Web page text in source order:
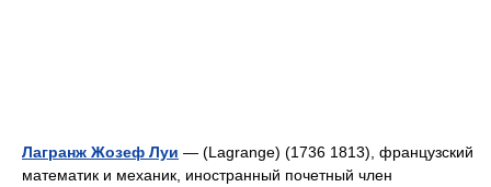
Лагранж Жозеф Луи — (Lagrange) (1736 1813), французский
математик и механик, иностранный почетный член